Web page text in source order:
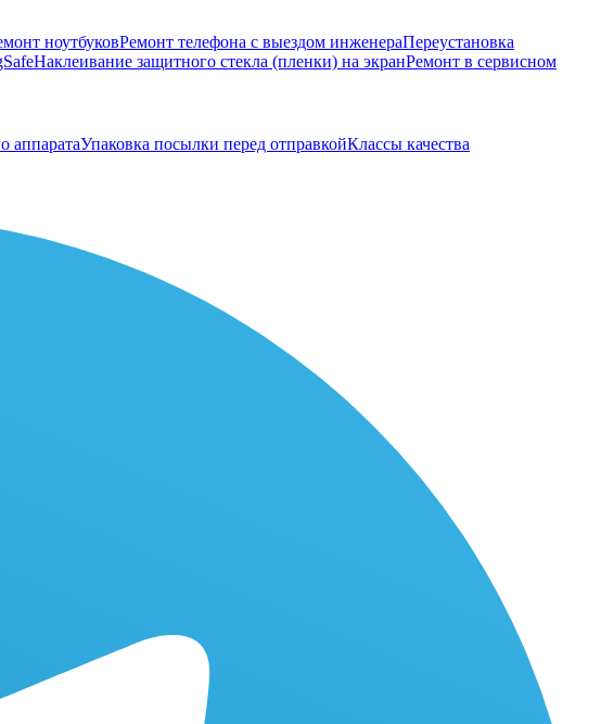
ноутбуковРемонт телефона с выездом инженераПереустановка
Наклеивание защитного стекла (пленки) на экранРемонт в сервисном
аппаратаУпаковка посылки перед отправкойКлассы качества